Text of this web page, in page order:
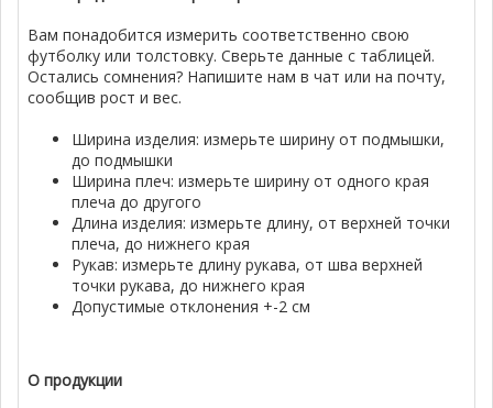
Вам понадобится измерить соответственно свою
футболку или толстовку. Сверьте данные с таблицей.
Остались сомнения? Напишите нам в чат или на почту,
сообщив рост и вес.
Ширина изделия: измерьте ширину от подмышки,
до подмышки
Ширина плеч: измерьте ширину от одного края
плеча до другого
Длина изделия: измерьте длину, от верхней точки
плеча, до нижнего края
Рукав: измерьте длину рукава, от шва верхней
точки рукава, до нижнего края
Допустимые отклонения +-2 см
О продукции